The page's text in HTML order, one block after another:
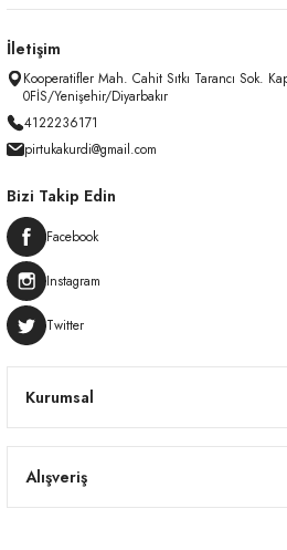
İletişim
Kooperatifler Mah. Cahit Sıtkı Tarancı Sok.
0FİS/Yenişehir/Diyarbakır
4122236171
pirtukakurdi@gmail.com
Kurumsal
Alışveriş
Bizi Takip Edin
Facebook
Instagram
Twitter